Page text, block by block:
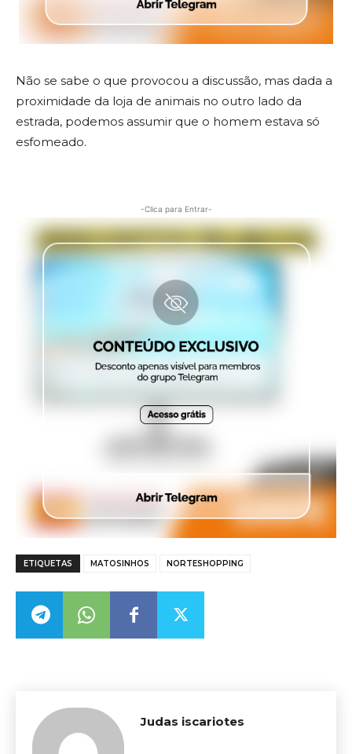
Não se sabe o que provocou a discussão, mas dada a
proximidade da loja de animais no outro lado da
estrada, podemos assumir que o homem estava só
esfomeado.
-Clica para Entrar-
ETIQUETAS MATOSINHOS NORTESHOPPING
Judas iscariotes